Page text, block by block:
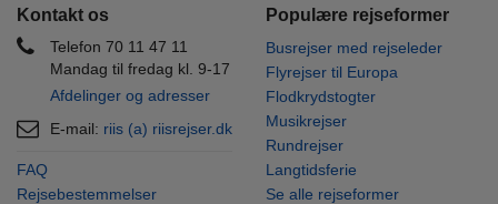
Kontakt os
Telefon 70 11 47 11
Mandag til fredag kl. 9-17
Afdelinger og adresser
E-mail: riis (a) riisrejser.dk
FAQ
Rejsebestemmelser
Populære rejseformer
Busrejser med rejseleder
Flyrejser til Europa
Flodkrydstogter
Musikrejser
Rundrejser
Langtidsferie
Se alle rejseformer